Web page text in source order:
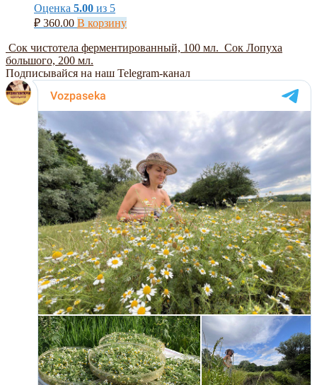
Оценка 5.00 из 5
₽ 360.00 В корзину
Сок чистотела ферментированный, 100 мл. Сок Лопуха
большого, 200 мл.
Подписывайся на наш Telegram-канал